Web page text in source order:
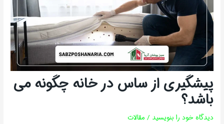
پیشگیری از ساس در خانه چگونه می
باشد؟
دیدگاه‌ خود را بنویسید / مقالات